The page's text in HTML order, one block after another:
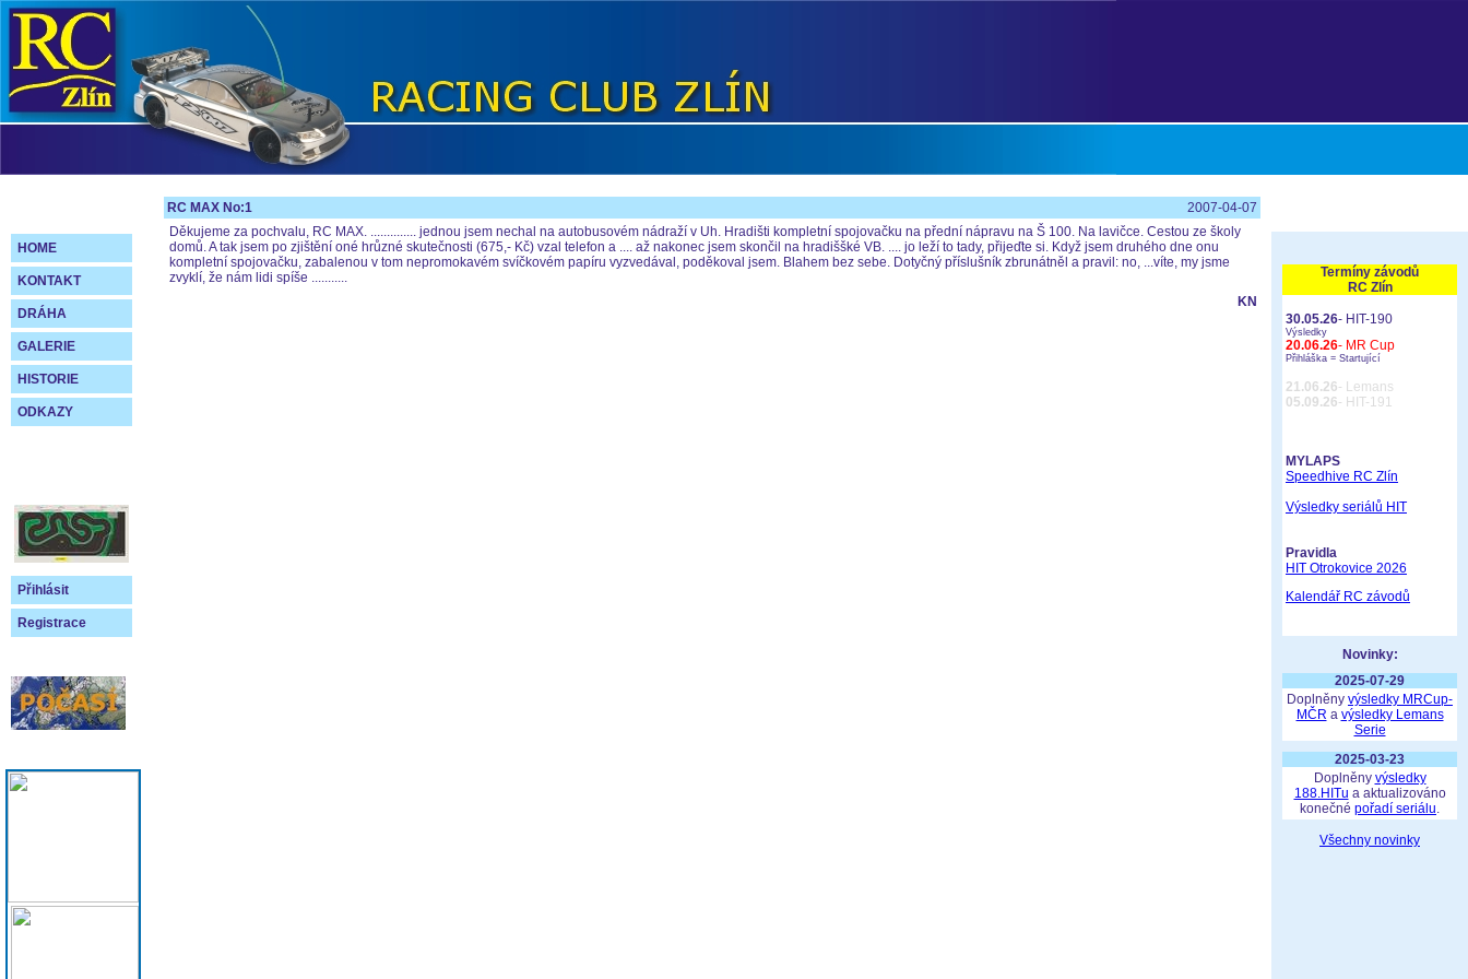
HOME
KONTAKT
DRÁHA
GALERIE
HISTORIE
ODKAZY
Přihlásit
Registrace
RC MAX No:1
2007-04-07
Děkujeme za pochvalu, RC MAX. .............. jednou jsem nechal na autobusovém nádraží v Uh. Hradišti kompletní spojovačku na přední nápravu na Š 100. Na lavičce. Cestou ze školy
domů. A tak jsem po zjištění oné hrůzné skutečnosti (675,- Kč) vzal telefon a .... až nakonec jsem skončil na hradiššké VB. .... jo leží to tady, přijeďte si. Když jsem druhého dne onu
kompletní spojovačku, zabalenou v tom nepromokavém svíčkovém papíru vyzvedával, poděkoval jsem. Blahem bez sebe. Dotyčný příslušník zbrunátněl a pravil: no, ...víte, my jsme
zvyklí, že nám lidi spíše ...........
KN
Termíny závodů
RC Zlín
30.05.26- HIT-190
Výsledky
20.06.26- MR Cup
Přihláška = Startující
21.06.26- Lemans
05.09.26- HIT-191
MYLAPS
Speedhive RC Zlín
Výsledky seriálů HIT
Pravidla
HIT Otrokovice 2026
Kalendář RC závodů
Novinky:
2025-07-29
Doplněny výsledky MRCup-
MČR a výsledky Lemans
Serie
2025-03-23
Doplněny výsledky
188.HITu a aktualizováno
konečné pořadí seriálu.
Všechny novinky